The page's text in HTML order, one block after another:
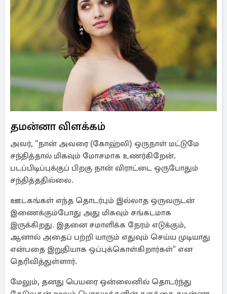
தமன்னா விளக்கம்
அவர், "நான் அவரை (கோஹ்லி) ஒருநாள் மட்டுமே
சந்தித்தால் மிகவும் மோசமாக உணர்கிறேன்.
படப்பிடிப்புக்குப் பிறகு நான் விராட்டை ஒருபோதும்
சந்தித்ததில்லை.
ஊடகங்கள் எந்த தொடர்பும் இல்லாத ஒருவருடன்
இணைக்கும்போது அது மிகவும் சங்கடமாக
இருக்கிறது. இதனை சமாளிக்க நேரம் எடுக்கும்,
ஆனால் அதைப் பற்றி யாரும் எதுவும் செய்ய முடியாது
என்பதை இறுதியாக ஒப்புக்கொள்கிறார்கள்" என
தெரிவித்துள்ளார்.
மேலும், தனது பெயரை ஒன்லைனில் தொடர்ந்து